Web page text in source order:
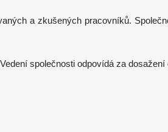
a zkušených pracovníků.
společnosti odpovídá za